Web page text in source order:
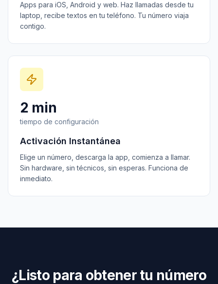
Apps para iOS, Android y web. Haz llamadas desde tu
laptop, recibe textos en tu teléfono. Tu número viaja
contigo.
2 min
tiempo de configuración
Activación Instantánea
Elige un número, descarga la app, comienza a llamar.
Sin hardware, sin técnicos, sin esperas. Funciona de
inmediato.
¿Listo para obtener tu número